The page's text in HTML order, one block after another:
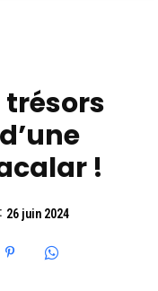
trésors
!
26 juin 2024